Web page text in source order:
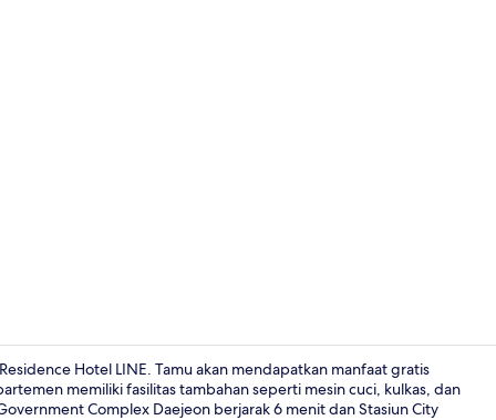
Hotel LINE. Tamu akan mendapatkan manfaat gratis
memiliki fasilitas tambahan seperti mesin cuci, kulkas, dan
Complex Daejeon berjarak 6 menit dan Stasiun City